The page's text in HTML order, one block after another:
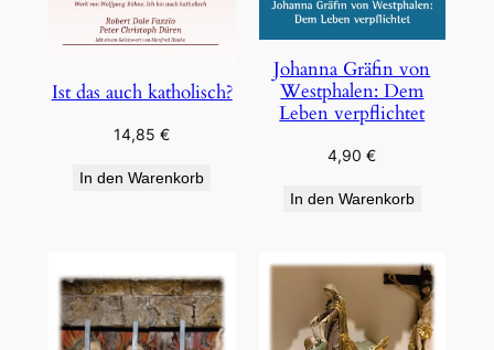
Ist das auch katholisch?
14,85€
In den Warenkorb
Johanna Gräfin von
Westphalen: Dem
Leben verpflichtet
4,90€
In den Warenkorb